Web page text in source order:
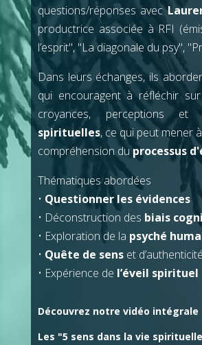
questions/réponses avec
productrice associée à RFI
l’esprit", "La diagonale du psy",
Dans leurs échanges, ils
qui encouragent à réfléchir
croyances, perceptions
spirituelles, ce qui peut mener
compréhension du processus
Thématiques abordées
• Questionner les évidences
• Déconstruction des biais
• Exploration de la psyché
• Quête de senset d’authenticité
• Expérience de l’éveil spirituel
Découvrez notre vidéo intégrale
Les "5 sens dans la vie